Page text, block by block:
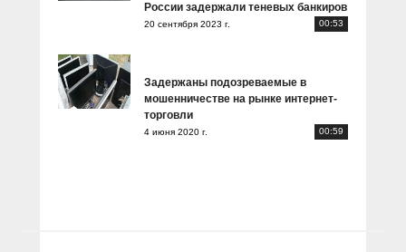
России задержали теневых банкиров
20 сентября 2023 г. 00:53
Задержаны подозреваемые в
мошенничестве на рынке интернет-
торговли
4 июня 2020 г. 00:59